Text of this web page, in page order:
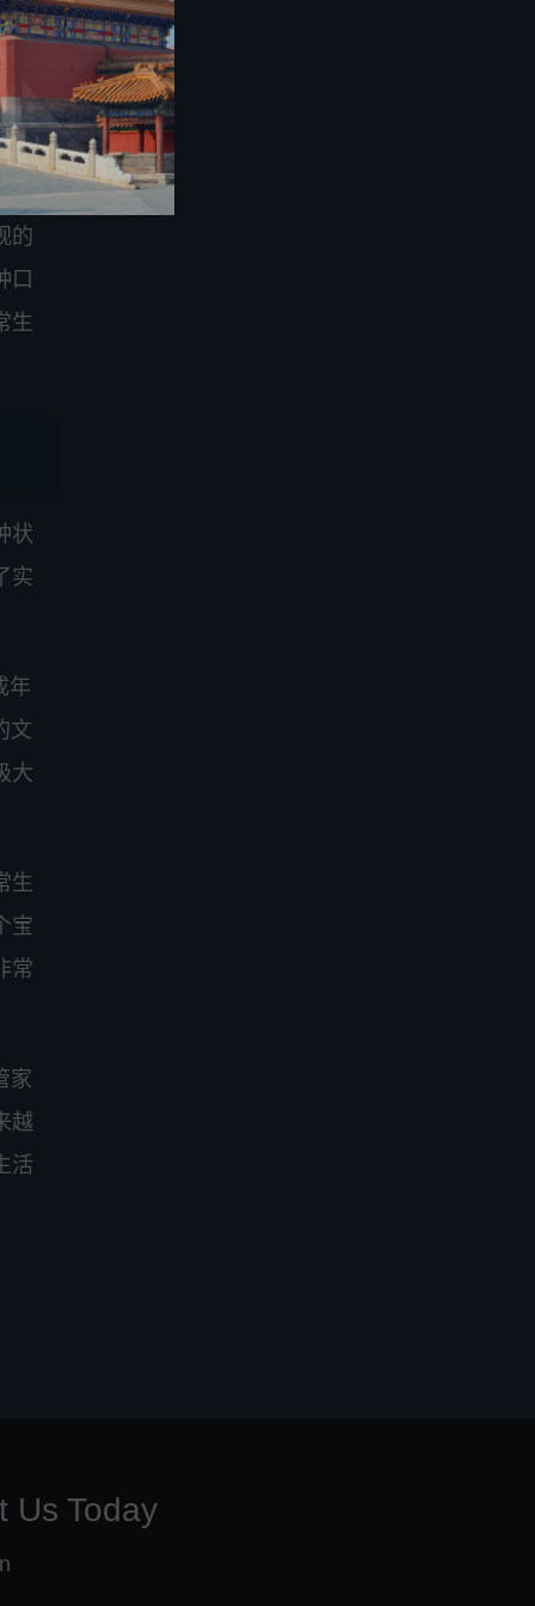
技
的
口
生
状
实
年
文
大
生
宝
常
家
越
活
Us Today